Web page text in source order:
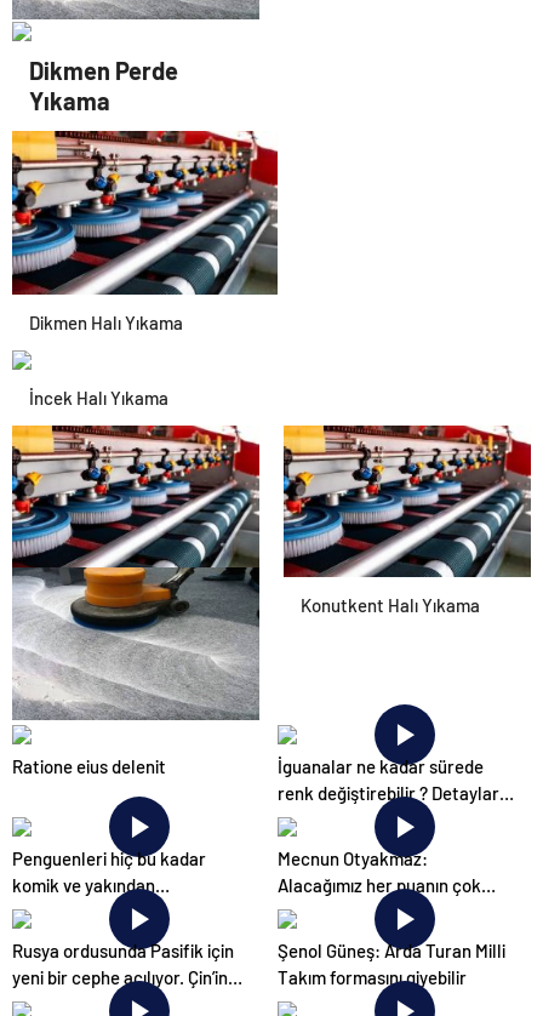
Dikmen Halı Yıkama
Dikmen Perde
Yıkama
Dikmen Halı Yıkama
İncek Halı Yıkama
Konutkent Halı Yıkama Konutkent Halı Yıkama
Dikmen Halı Yıkama
Ratione eius delenit
İguanalar ne kadar sürede
renk değiştirebilir ? Detaylar
burada…
Penguenleri hiç bu kadar
komik ve yakından
görmemiştiniz
Mecnun Otyakmaz:
Alacağımız her puanın çok
önemi var
Rusya ordusunda Pasifik için
yeni bir cephe açılıyor. Çin’in
ilk tepkisi!
Şenol Güneş: Arda Turan Milli
Takım formasını giyebilir